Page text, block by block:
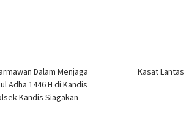
Dalam Menjaga
Adha 1446 H di Kandis
Kandis Siagakan
Kasat